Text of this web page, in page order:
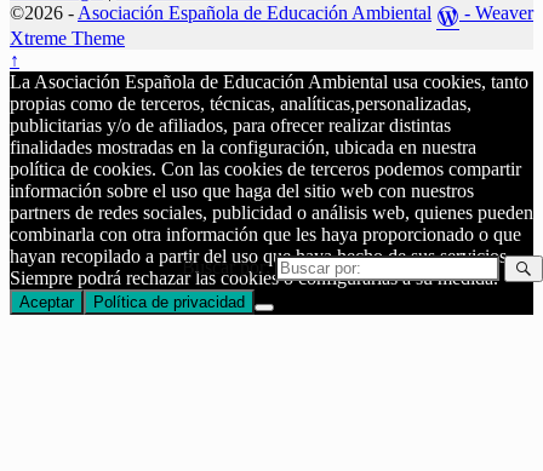
Buscar por:
©2026 - Asociación Española de Educación Ambiental - Weaver
Xtreme Theme
↑
La Asociación Española de Educación Ambiental usa cookies, tanto
propias como de terceros, técnicas, analíticas,personalizadas,
publicitarias y/o de afiliados, para ofrecer realizar distintas
finalidades mostradas en la configuración, ubicada en nuestra
política de cookies. Con las cookies de terceros podemos compartir
información sobre el uso que haga del sitio web con nuestros
partners de redes sociales, publicidad o análisis web, quienes pueden
combinarla con otra información que les haya proporcionado o que
hayan recopilado a partir del uso que haya hecho de sus servicios.
Siempre podrá rechazar las cookies o configurarlas a su medida.
Aceptar Política de privacidad